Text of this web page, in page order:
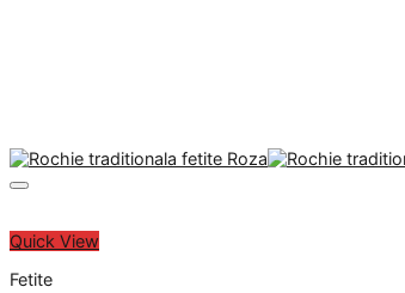
Quick View
Fetite